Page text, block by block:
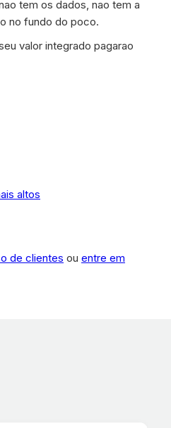
tem os dados, nao tem a
no fundo do poco.
valor integrado pagarao
altos
de clientes ou entre em